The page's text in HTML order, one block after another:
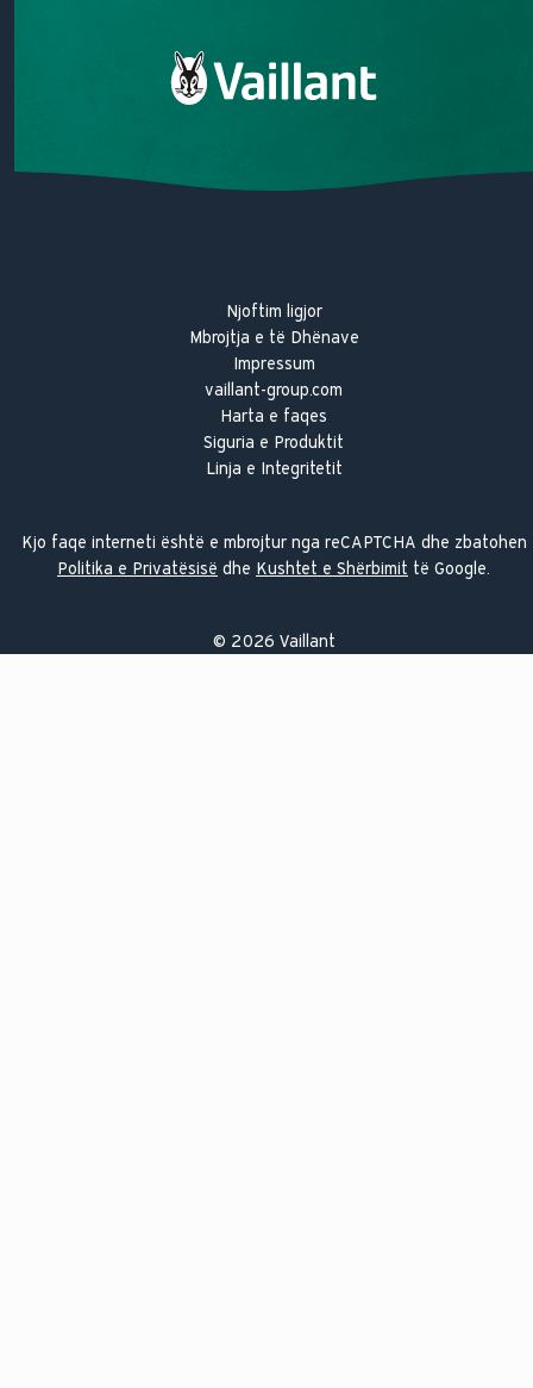
Njoftim ligjor
Mbrojtja e të Dhënave
Impressum
vaillant-group.com
Harta e faqes
Siguria e Produktit
Linja e Integritetit
Kjo faqe interneti është e mbrojtur nga reCAPTCHA dhe zbatohen
Politika e Privatësisë dhe Kushtet e Shërbimit të Google.
© 2026 Vaillant